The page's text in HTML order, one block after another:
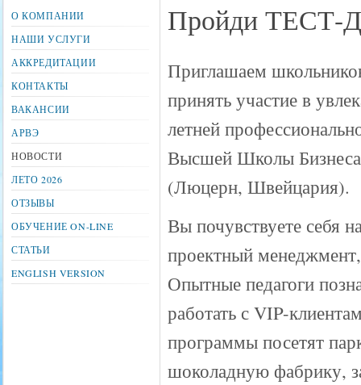
Пройди ТЕСТ-
Приглашаем
принять участие в
летней
Высшей Школы
(Люцерн, Швейцария).
Вы почувствуете себя
проектный
Опытные педагоги
работать с VIP-
программы посетят
шоколадную фабрику,
О КОМПАНИИ
НАШИ УСЛУГИ
АККРЕДИТАЦИИ
КОНТАКТЫ
ВАКАНСИИ
АРВЭ
НОВОСТИ
ЛЕТО 2026
ОТЗЫВЫ
ОБУЧЕНИЕ ON-LINE
СТАТЬИ
ENGLISH VERSION